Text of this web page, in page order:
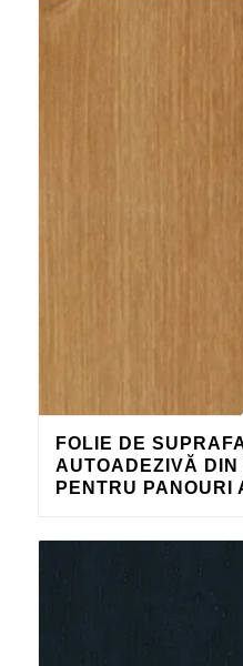
FOLIE DE
AUTOADEZIVĂ
PENTRU PANOURI